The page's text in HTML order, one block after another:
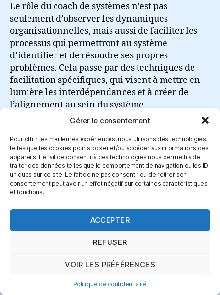
Gérer le consentement
Pour offrir les meilleures expériences, nous utilisons des technologies
telles que les cookies pour stocker et/ou accéder aux informations des
appareils. Le fait de consentir à ces technologies nous permettra de
traiter des données telles que le comportement de navigation ou les ID
uniques sur ce site. Le fait de ne pas consentir ou de retirer son
consentement peut avoir un effet négatif sur certaines caractéristiques
et fonctions.
ACCEPTER
REFUSER
VOIR LES PRÉFÉRENCES
Politique de confidentialité
Le rôle du coach de systèmes n’est pas
seulement d’observer les dynamiques
organisationnelles, mais aussi de faciliter les
processus qui permettront au système
d’identifier et de résoudre ses propres
problèmes. Cela passe par des techniques de
facilitation spécifiques, qui visent à mettre en
lumière les interdépendances et à créer de
l’alignement au sein du système.
Connexion
Politique de confidentialité